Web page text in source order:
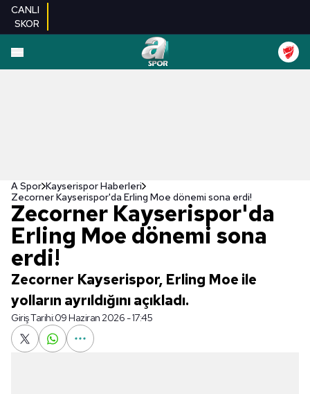
CANLI
SKOR
A Spor Kayserispor Haberleri
Zecorner Kayserispor'da Erling Moe dönemi sona erdi!
Zecorner Kayserispor'da
Erling Moe dönemi sona
erdi!
Zecorner Kayserispor, Erling Moe ile
yolların ayrıldığını açıkladı.
Giriş Tarihi:09 Haziran 2026 - 17:45